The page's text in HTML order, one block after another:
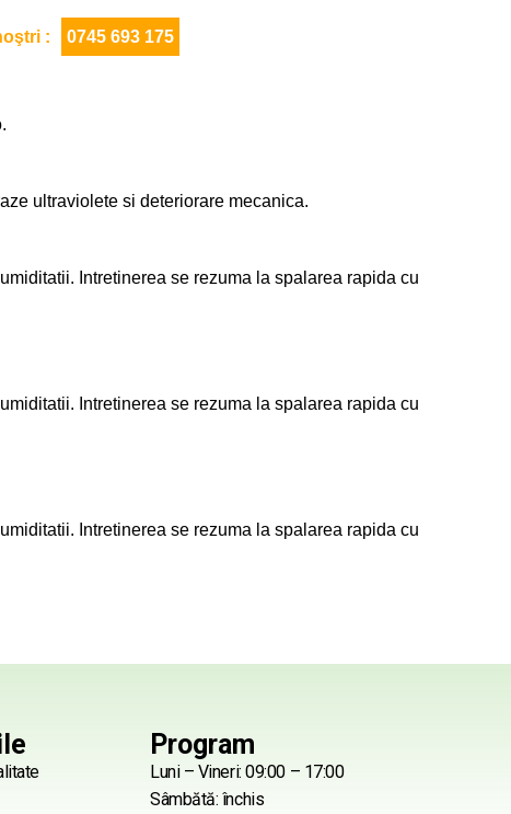
: 0745 693 175
ultraviolete si deteriorare mecanica.
Intretinerea se rezuma la spalarea rapida cu
Intretinerea se rezuma la spalarea rapida cu
Intretinerea se rezuma la spalarea rapida cu
Program
Luni – Vineri: 09:00 – 17:00
Sâmbătă: închis